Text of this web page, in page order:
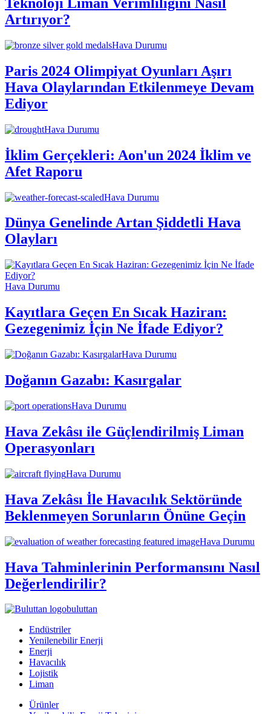
Artırıyor?
Hava Durumu
Paris 2024 Olimpiyat Oyunları Aşırı
Hava Olaylarından Etkilenmeye Devam
Ediyor
Hava Durumu
İklim Gerçekleri: Aon'un 2024 İklim ve
Afet Raporu
Hava Durumu
Dünya Genelinde Artan Şiddetli Hava
Olayları
Hava Durumu
Kayıtlara Geçen En Sıcak Haziran:
Gezegenimiz İçin Ne İfade Ediyor?
Hava Durumu
Doğanın Gazabı: Kasırgalar
Hava Durumu
Hava Zekâsı ile Güçlendirilmiş Liman
Operasyonları
Hava Durumu
Hava Zekâsı İle Havacılık Sektöründe
Beklenmeyen Sorunların Önüne Geçin
Hava Durumu
Hava Tahminlerinin Performansını Nasıl
Değerlendirilir?
buluttan
Endüstriler
Yenilenebilir Enerji
Enerji
Havacılık
Lojistik
Liman
Ürünler